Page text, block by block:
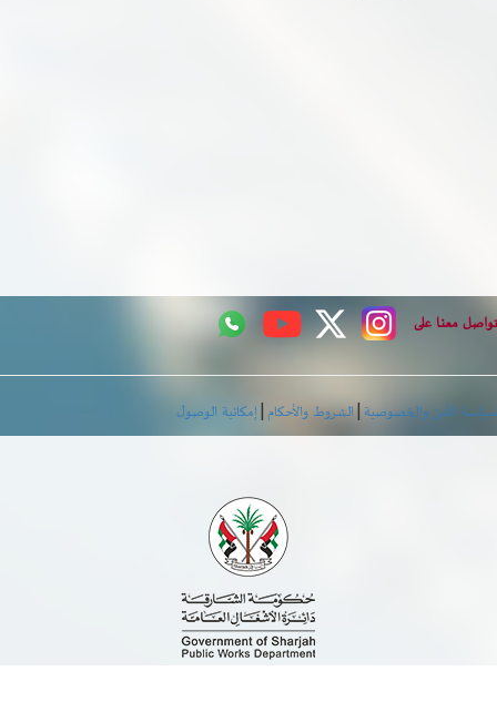
معنا على
الأمن والخصوصية|الشروط والأحكام| إمكانية الوصول